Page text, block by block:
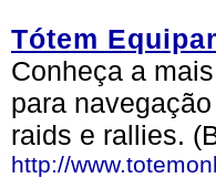
Tótem
Conheça a
para
raids e rallies.
http://